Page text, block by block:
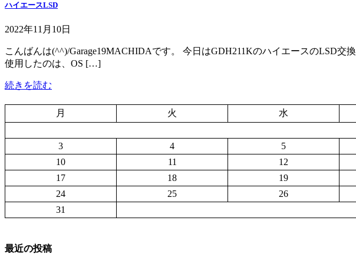
ハイエースLSD
2022年11月10日
こんばんは(^^)/Garage19MACHIDAです。 今日はGDH211KのハイエースのLSD
使用したのは、OS […]
続きを読む
月
火 水
3
4 5
10
11 12
17
18 19
24
25 26
31
最近の投稿